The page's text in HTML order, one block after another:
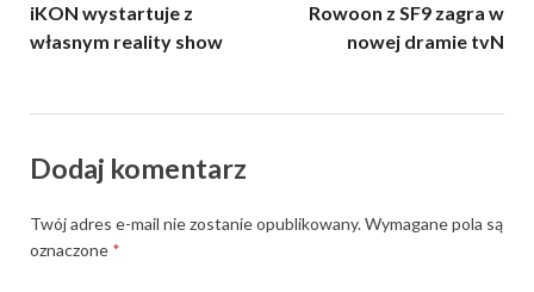
iKON wystartuje z
własnym reality show
Rowoon z SF9 zagra w
nowej dramie tvN
Dodaj komentarz
Twój adres e-mail nie zostanie opublikowany.Wymagane pola są
oznaczone *